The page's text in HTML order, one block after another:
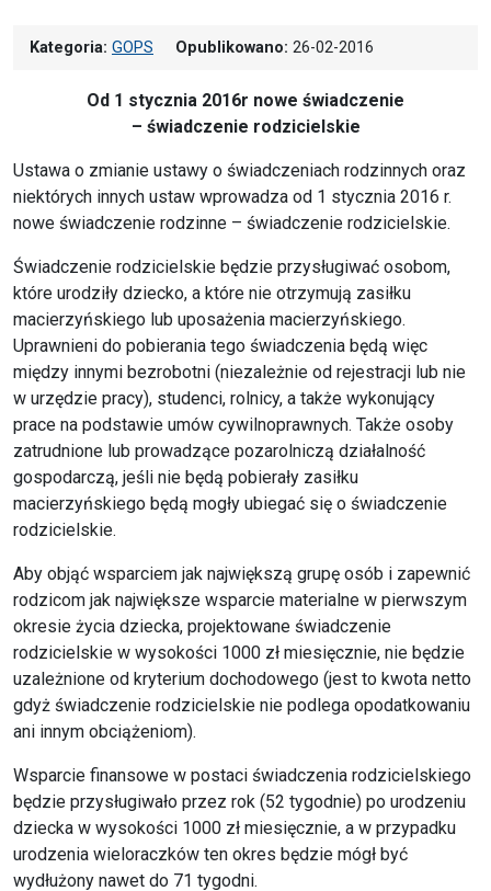
Kategoria: GOPS Opublikowano: 26-02-2016
Od 1 stycznia 2016r nowe świadczenie
– świadczenie rodzicielskie
Ustawa o zmianie ustawy o świadczeniach rodzinnych oraz
niektórych innych ustaw wprowadza od 1 stycznia 2016 r.
nowe świadczenie rodzinne – świadczenie rodzicielskie.
Świadczenie rodzicielskie będzie przysługiwać osobom,
które urodziły dziecko, a które nie otrzymują zasiłku
macierzyńskiego lub uposażenia macierzyńskiego.
Uprawnieni do pobierania tego świadczenia będą więc
między innymi bezrobotni (niezależnie od rejestracji lub nie
w urzędzie pracy), studenci, rolnicy, a także wykonujący
prace na podstawie umów cywilnoprawnych. Także osoby
zatrudnione lub prowadzące pozarolniczą działalność
gospodarczą, jeśli nie będą pobierały zasiłku
macierzyńskiego będą mogły ubiegać się o świadczenie
rodzicielskie.
Aby objąć wsparciem jak największą grupę osób i zapewnić
rodzicom jak największe wsparcie materialne w pierwszym
okresie życia dziecka, projektowane świadczenie
rodzicielskie w wysokości 1000 zł miesięcznie, nie będzie
uzależnione od kryterium dochodowego (jest to kwota netto
gdyż świadczenie rodzicielskie nie podlega opodatkowaniu
ani innym obciążeniom).
Wsparcie finansowe w postaci świadczenia rodzicielskiego
będzie przysługiwało przez rok (52 tygodnie) po urodzeniu
dziecka w wysokości 1000 zł miesięcznie, a w przypadku
urodzenia wieloraczków ten okres będzie mógł być
wydłużony nawet do 71 tygodni.